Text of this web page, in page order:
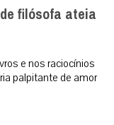
filósofa ateia
e nos raciocínios
palpitante de amor